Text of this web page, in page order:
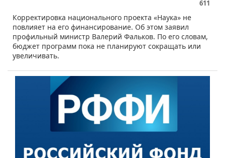
611
​​Корректировка национального проекта «Наука» не
повлияет на его финансирование. Об этом заявил
профильный министр Валерий Фальков. По его словам,
бюджет программ пока не планируют сокращать или
увеличивать.